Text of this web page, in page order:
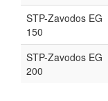
STP-Zavodos EG
150
STP-Zavodos EG
200